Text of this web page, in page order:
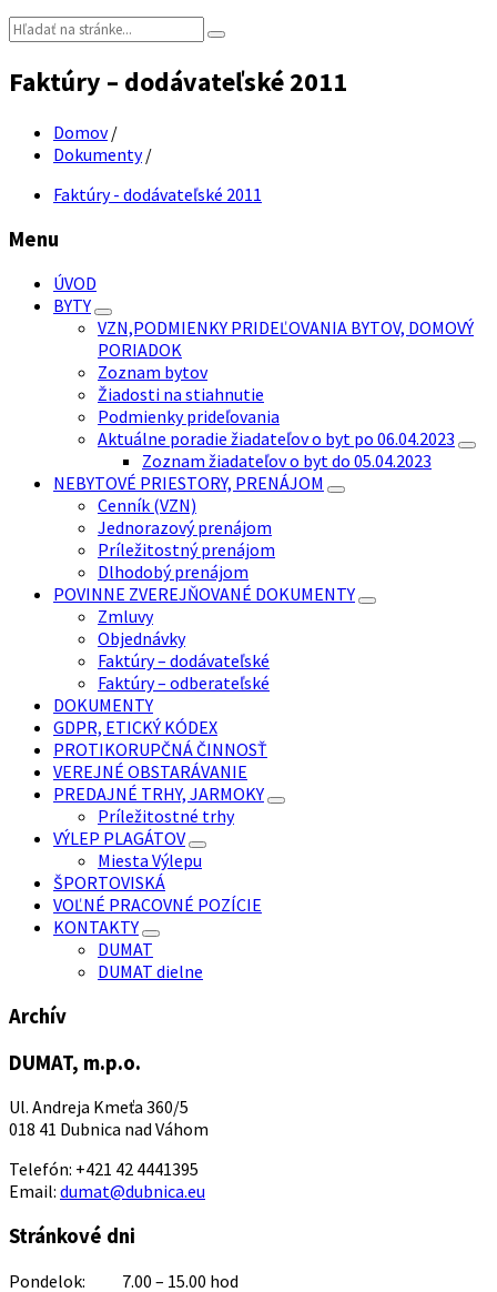
Vyhľadávanie:
Faktúry – dodávateľské 2011
Domov /
Dokumenty /
Faktúry - dodávateľské 2011
Menu
ÚVOD
BYTY
VZN,PODMIENKY PRIDEĽOVANIA BYTOV, DOMOVÝ
PORIADOK
Zoznam bytov
Žiadosti na stiahnutie
Podmienky prideľovania
Aktuálne poradie žiadateľov o byt po 06.04.2023
Zoznam žiadateľov o byt do 05.04.2023
NEBYTOVÉ PRIESTORY, PRENÁJOM
Cenník (VZN)
Jednorazový prenájom
Príležitostný prenájom
Dlhodobý prenájom
POVINNE ZVEREJŇOVANÉ DOKUMENTY
Zmluvy
Objednávky
Faktúry – dodávateľské
Faktúry – odberateľské
DOKUMENTY
GDPR, ETICKÝ KÓDEX
PROTIKORUPČNÁ ČINNOSŤ
VEREJNÉ OBSTARÁVANIE
PREDAJNÉ TRHY, JARMOKY
Príležitostné trhy
VÝLEP PLAGÁTOV
Miesta Výlepu
ŠPORTOVISKÁ
VOĽNÉ PRACOVNÉ POZÍCIE
KONTAKTY
DUMAT
DUMAT dielne
Archív
DUMAT, m.p.o.
Ul. Andreja Kmeťa 360/5
018 41 Dubnica nad Váhom
Telefón: +421 42 4441395
Email: dumat@dubnica.eu
Stránkové dni
Pondelok: 7.00 – 15.00 hod